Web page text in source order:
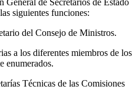
de Secretarios de Estado
siguientes funciones:
del Consejo de Ministros.
a los diferentes miembros de los
enumerados.
Técnicas de las Comisiones